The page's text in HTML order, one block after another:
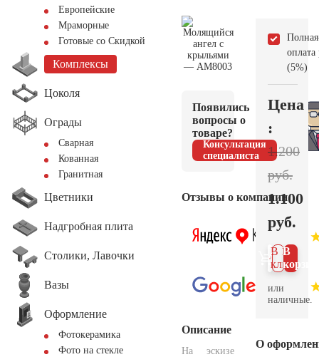
Европейские
Мраморные
Готовые со Скидкой
Комплексы
Цоколя
Ограды
Сварная
Кованная
Гранитная
Цветники
Надгробная плита
Столики, Лавочки
Вазы
Оформление
Фотокерамика
Фото на стекле
Появились
вопросы о
товаре?
Консультация
специалиста
Отзывы о компании
Описание
На эскизе
Полная
оплата
(5%)
Цена
:
1.200
руб.
1.100
руб.
В
В 1
клик
или
наличные.
О